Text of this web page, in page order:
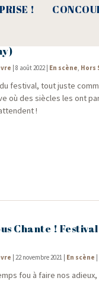
!
|8 août 2022| En scène, Hors
fes­ti­val, tout juste
où des siècles les ont
!
Chante !
|22 novembre 2021 En scène
fou à faire nos